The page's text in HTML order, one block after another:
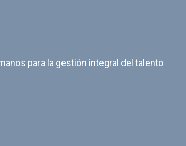
para la gestión integral del talento